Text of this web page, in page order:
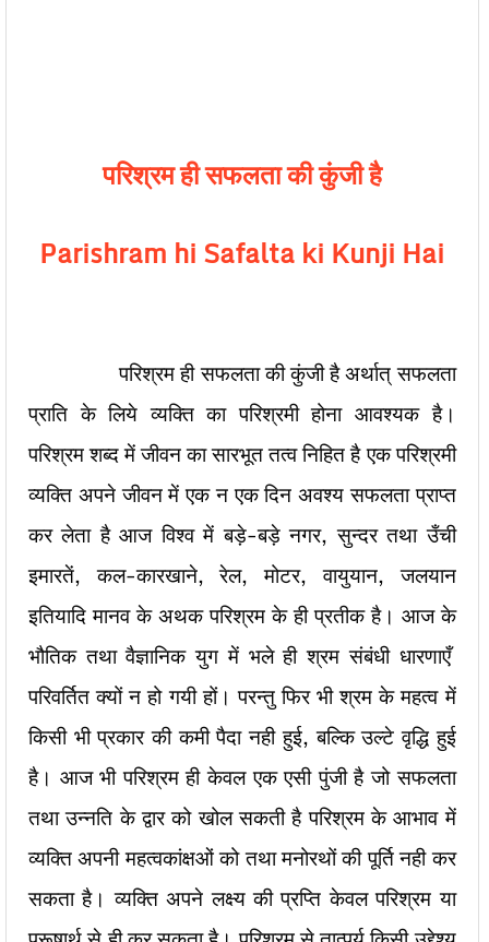
परिश्रम ही सफलता की कुंजी है
Parishram hi Safalta ki Kunji Hai
परिश्रम ही सफलता की कुंजी है अर्थात् सफलता
प्राति के लिये व्यक्ति का परिश्रमी होना आवश्यक है।
परिश्रम शब्द में जीवन का सारभूत तत्व निहित है एक परिश्रमी
व्यक्ति अपने जीवन में एक न एक दिन अवश्य सफलता प्राप्त
कर लेता है आज विश्व में बड़े-बड़े नगर, सुन्दर तथा उँची
इमारतें, कल-कारखाने, रेल, मोटर, वायुयान, जलयान
इतियादि मानव के अथक परिश्रम के ही प्रतीक है। आज के
भौतिक तथा वैज्ञानिक युग में भले ही श्रम संबंधी धारणाएँ
परिवर्तित क्यों न हो गयी हों। परन्तु फिर भी श्रम के महत्व में
किसी भी प्रकार की कमी पैदा नही हुई, बल्कि उल्टे वृद्धि हुई
है। आज भी परिश्रम ही केवल एक एसी पुंजी है जो सफलता
तथा उन्नति के द्वार को खोल सकती है परिश्रम के आभाव में
व्यक्ति अपनी महत्वकांक्षओं को तथा मनोरथों की पूर्ति नही कर
सकता है। व्यक्ति अपने लक्ष्य की प्रप्ति केवल परिश्रम या